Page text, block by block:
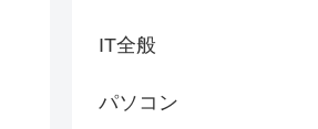
IT全般
パソコン